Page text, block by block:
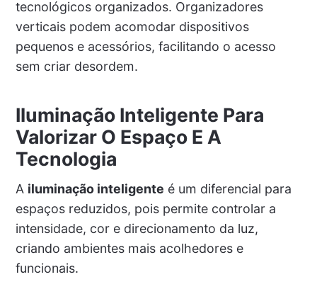
tecnológicos organizados. Organizadores
verticais podem acomodar dispositivos
pequenos e acessórios, facilitando o acesso
sem criar desordem.
Iluminação Inteligente Para
Valorizar O Espaço E A
Tecnologia
A iluminação inteligente é um diferencial para
espaços reduzidos, pois permite controlar a
intensidade, cor e direcionamento da luz,
criando ambientes mais acolhedores e
funcionais.